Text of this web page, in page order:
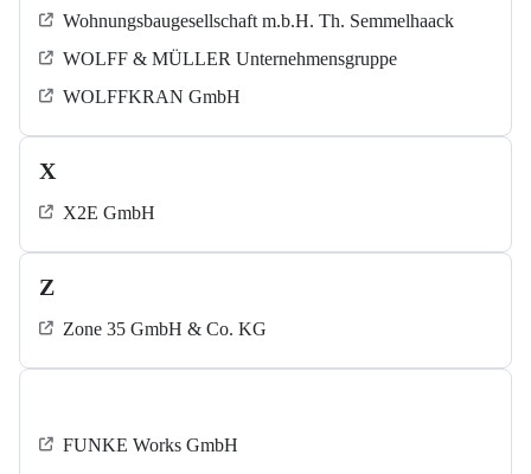
Wohnungsbaugesellschaft m.b.H. Th. Semmelhaack
WOLFF & MÜLLER Unternehmensgruppe
WOLFFKRAN GmbH
X
X2E GmbH
Z
Zone 35 GmbH & Co. KG
‍FUNKE Works GmbH